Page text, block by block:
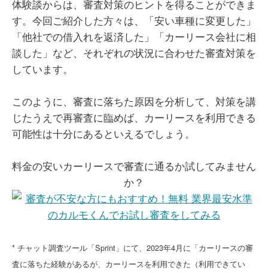
体験談からは、審査対策のヒントを得ることができま
す。今回ご紹介した方々は、「安い車種に変更した」
「他社での借入れを返済した」「カーリース会社に相
談した」など、それぞれの状況に合わせた審査対策を
しています。
このように、審査に落ちた原因を分析して、対策を講
じたうえで再審査に臨めば、カーリースを利用できる
可能性は十分にあるといえるでしょう。
​料金の安いカーリースで審査に通るか試してみません
か？
* チャット調査ツール「Sprint」にて、2023年4月に「カーリースの審
査に落ちた経験があるが、カーリースを利用できた（利用できてい